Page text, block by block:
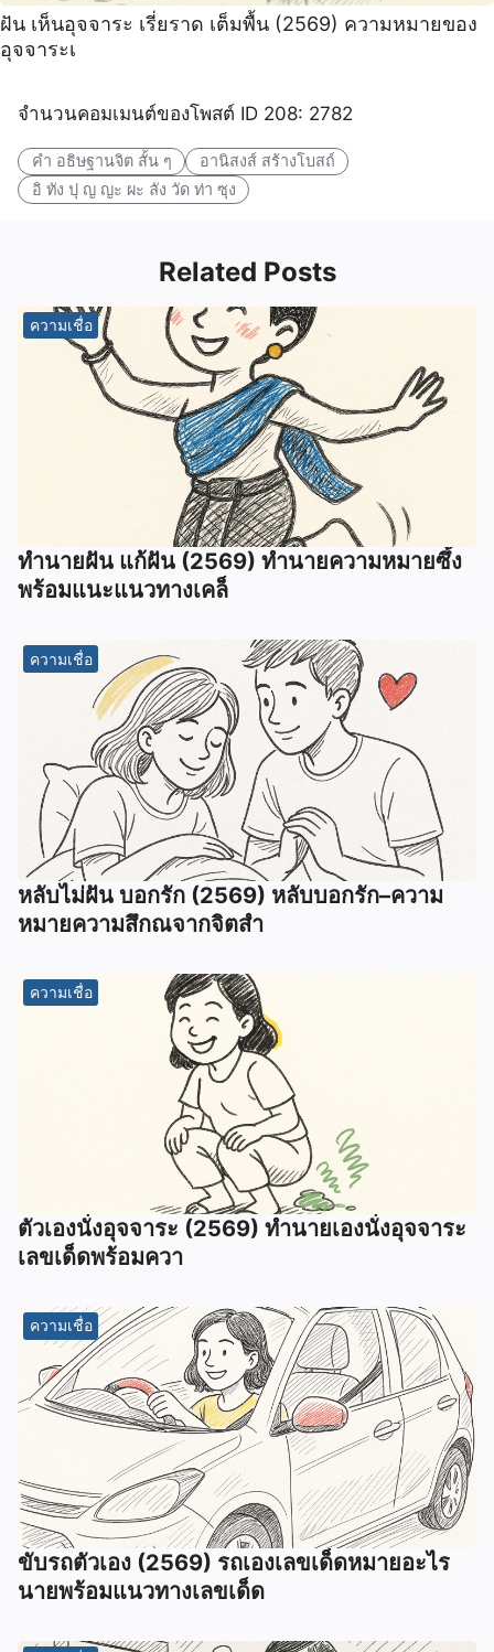
ฝัน เห็นอุจจาระ เรี่ยราด เต็มพื้น (2569) ความหมายของ
อุจจาระเ
จำนวนคอมเมนต์ของโพสต์ ID 208: 2782
คํา อธิษฐานจิต สั้น ๆ
อานิสงส์ สร้างโบสถ์
อิ ทัง ปุ ญ ญะ ผะ ลัง วัด ท่า ซุง
Related Posts
ความเชื่อ
ทํานายฝัน แก้ฝัน (2569) ทํานายความหมายซึ้ง
พร้อมแนะแนวทางเคล็
ความเชื่อ
หลับไม่ฝัน บอกรัก (2569) หลับบอกรัก–ความ
หมายความสึกณจากจิตสำ
ความเชื่อ
ตัวเองนั่งอุจจาระ (2569) ทํานายเองนั่งอุจจาระ
เลขเด็ดพร้อมควา
ความเชื่อ
ขับรถตัวเอง (2569) รถเองเลขเด็ดหมายอะไร
นายพร้อมแนวทางเลขเด็ด